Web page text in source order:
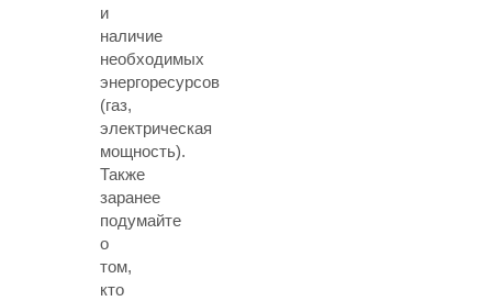
и
наличие
необходимых
энергоресурсов
(газ,
электрическая
мощность).
Также
заранее
подумайте
о
том,
кто